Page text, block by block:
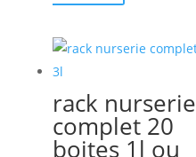
rack nurserie
complet 20
boites 1l ou